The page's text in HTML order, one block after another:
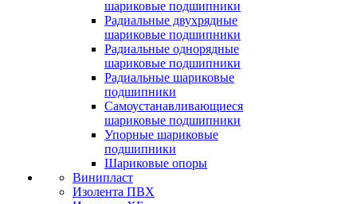
шариковые подшипники
Радиальные двухрядные
шариковые подшипники
Радиальные однорядные
шариковые подшипники
Радиальные шариковые
подшипники
Самоустанавливающиеся
шариковые подшипники
Упорные шариковые
подшипники
Шариковые опоры
Винипласт
Изолента ПВХ